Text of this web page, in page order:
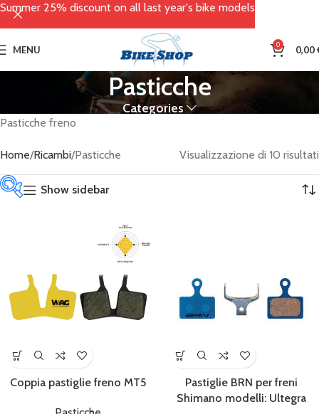
MENU 0 0,00
Pasticche
Categories
Pasticche freno
Home Ricambi Pasticche Visualizzazione di 10 risultati
Show sidebar
Coppia pastiglie freno MT5
Pastiglie BRN per freni
Shimano modelli: Ultegra
Summer 25% discount on all last year's bike models